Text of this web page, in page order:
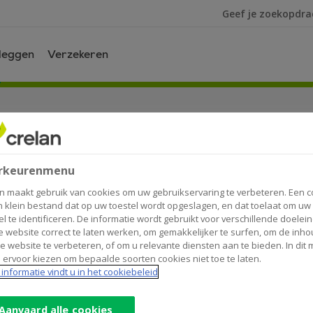
Ik ben op zoek
Verzekeren
motor rijden!
u staat aan te schuiven in de file? Misschien is het
waardoor u nieuwe routes kunt
maakt gebruik van cookies om uw gebruikservaring te verbeteren. Een
klein bestand dat op uw toestel wordt opgeslagen, en dat toelaat om uw
te identificeren. De informatie wordt gebruikt voor verschillende
website correct te laten werken, om gemakkelijker te surfen, om de
website te verbeteren, of om u relevante diensten aan te bieden. In dit
ervoor kiezen om bepaalde soorten cookies niet toe te laten.
vindt u in het cookiebeleid
alle cookies